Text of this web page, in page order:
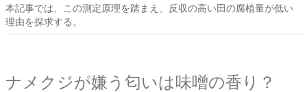
本記事では、この測定原理を踏まえ、反収の高い田の腐植量が低い
理由を探求する。
ナメクジが嫌う匂いは味噌の香り？